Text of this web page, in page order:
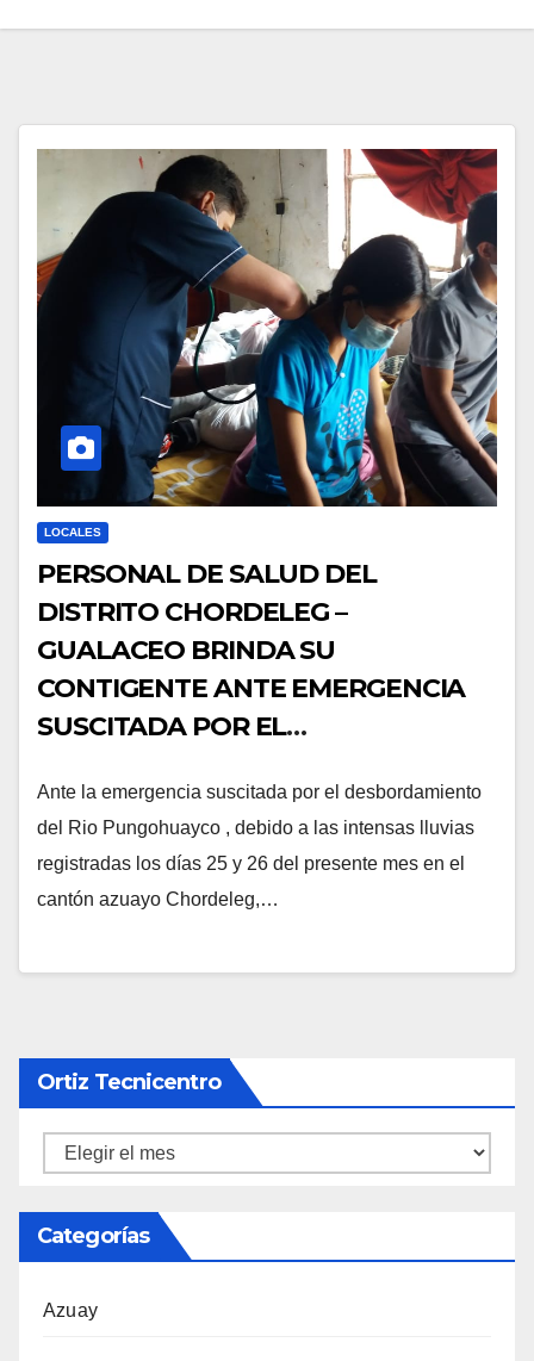
LOCALES
PERSONAL DE SALUD DEL
DISTRITO CHORDELEG –
GUALACEO BRINDA SU
CONTIGENTE ANTE EMERGENCIA
SUSCITADA POR EL
PUNGOHUAYCO.
Ante la emergencia suscitada por el desbordamiento
del Rio Pungohuayco , debido a las intensas lluvias
registradas los días 25 y 26 del presente mes en el
cantón azuayo Chordeleg,…
Ortiz Tecnicentro
Ortiz
Categorías
Azuay